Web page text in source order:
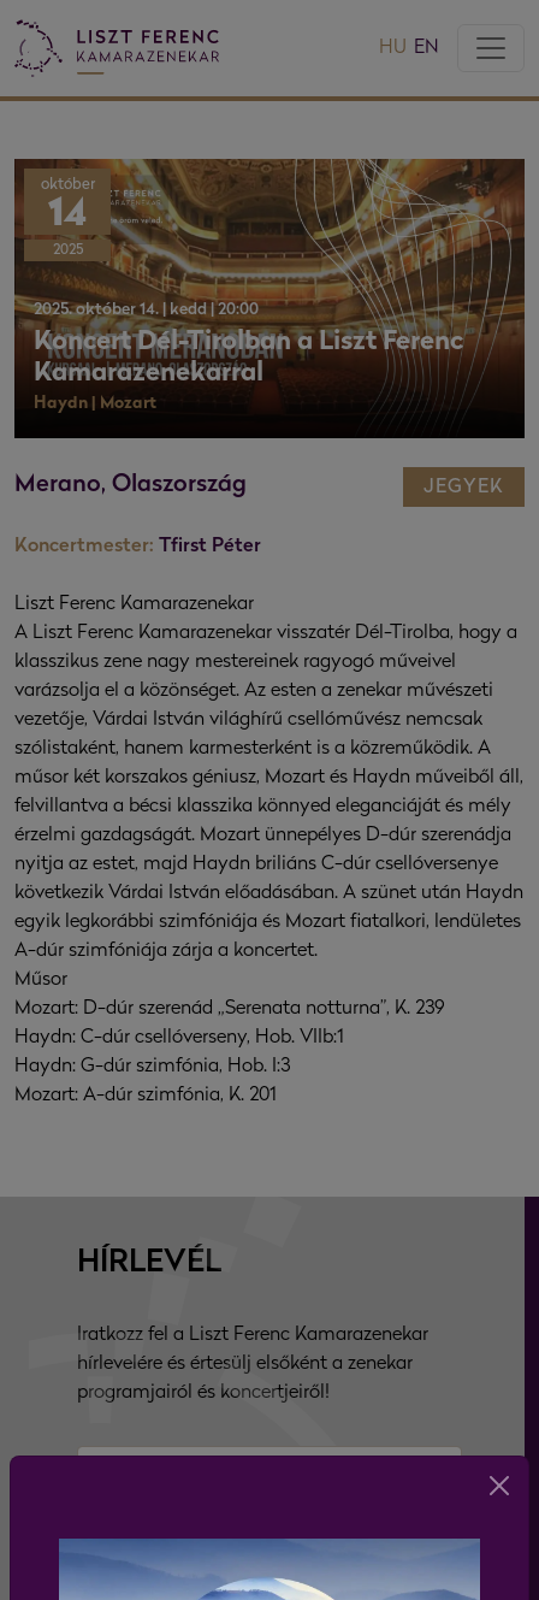
HU EN
október
14
2025
2025. október 14. | kedd | 20:00
Koncert Dél-Tirolban a Liszt Ferenc
Kamarazenekarral
Haydn | Mozart
Merano, Olaszország
Koncertmester: Tfirst Péter
JEGYEK
Liszt Ferenc Kamarazenekar
A Liszt Ferenc Kamarazenekar visszatér Dél-Tirolba, hogy a
klasszikus zene nagy mestereinek ragyogó műveivel
varázsolja el a közönséget. Az esten a zenekar művészeti
vezetője, Várdai István világhírű csellóművész nemcsak
szólistaként, hanem karmesterként is a közreműködik. A
műsor két korszakos géniusz, Mozart és Haydn műveiből áll,
felvillantva a bécsi klasszika könnyed eleganciáját és mély
érzelmi gazdagságát. Mozart ünnepélyes D-dúr szerenádja
nyitja az estet, majd Haydn briliáns C-dúr csellóversenye
következik Várdai István előadásában. A szünet után Haydn
egyik legkorábbi szimfóniája és Mozart fiatalkori, lendületes
A-dúr szimfóniája zárja a koncertet.
Műsor
Mozart: D-dúr szerenád „Serenata notturna”, K. 239
Haydn: C-dúr csellóverseny, Hob. VIIb:1
Haydn: G-dúr szimfónia, Hob. I:3
Mozart: A-dúr szimfónia, K. 201
HÍRLEVÉL
Iratkozz fel a Liszt Ferenc Kamarazenekar
hírlevelére és értesülj elsőként a zenekar
programjairól és koncertjeiről!